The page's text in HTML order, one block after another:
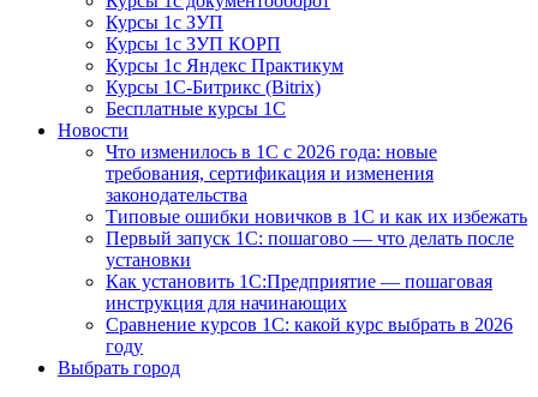
Курсы 1с ЗУП
Курсы 1с ЗУП КОРП
Курсы 1с Яндекс Практикум
Курсы 1С-Битрикс (Bitrix)
Бесплатные курсы 1С
Новости
Что изменилось в 1С с 2026 года: новые
требования, сертификация и изменения
законодательства
Типовые ошибки новичков в 1С и как их избежать
Первый запуск 1С: пошагово — что делать после
установки
Как установить 1С:Предприятие — пошаговая
инструкция для начинающих
Сравнение курсов 1С: какой курс выбрать в 2026
году
Выбрать город